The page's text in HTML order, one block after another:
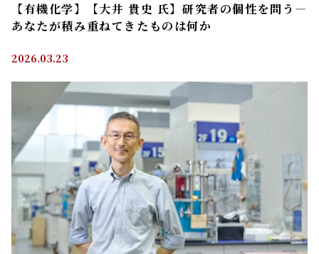
【有機化学】【大井 貴史 氏】研究者の個性を問う―
あなたが積み重ねてきたものは何か
2026.03.23